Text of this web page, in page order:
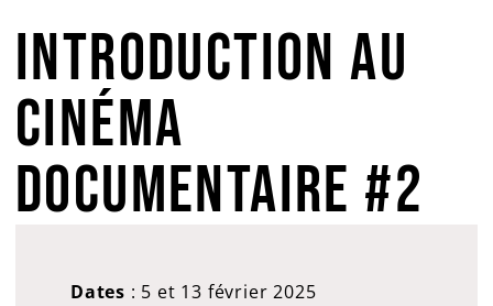
INTRODUCTION AU
CINÉMA
DOCUMENTAIRE #2
Dates : 5 et 13 février 2025